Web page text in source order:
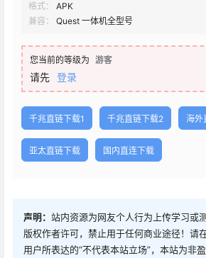
格式：
APK
兼容：
Quest 一体机全型号
您当前的等级为 游客
请先 登录
千兆直链下载1 千兆直链下载2 海外
亚太直链下载 国内直连下载
声明： 站内资源为网友个人行为上传学习或
版权作者许可，禁止用于任何商业途径！请
用户所表达的“不代表本站立场”，本站为非